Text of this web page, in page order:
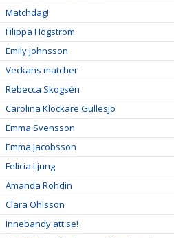
Matchdag!
Filippa Högström
Emily Johnsson
Veckans matcher
Rebecca Skogsén
Carolina Klockare Gullesjö
Emma Svensson
Emma Jacobsson
Felicia Ljung
Amanda Rohdin
Clara Ohlsson
Innebandy att se!